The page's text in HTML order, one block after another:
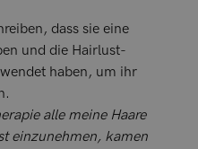
dass sie eine
und die Hairlust-
haben, um ihr
alle meine Haare
einzunehmen, kamen